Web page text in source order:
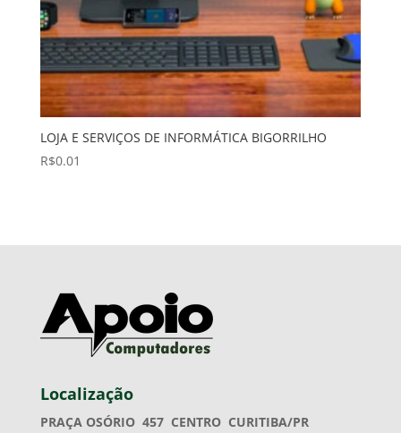
LOJA E SERVIÇOS DE INFORMÁTICA BIGORRILHO
R$0.01
Localização
PRAÇA OSÓRIO 457 CENTRO CURITIBA/PR